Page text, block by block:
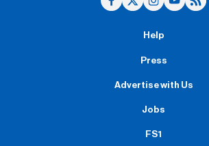
Help
Press
Advertise with Us
Jobs
FS1